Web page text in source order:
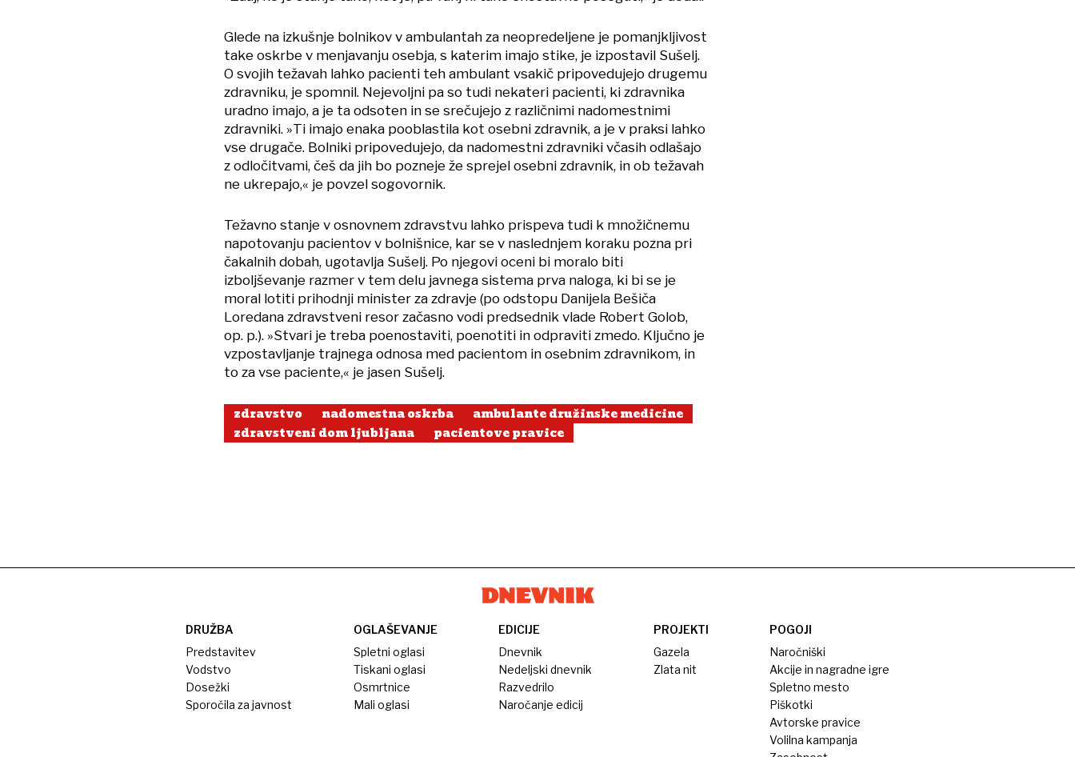
Glede na izkušnje bolnikov v ambulantah za neopredeljene je pomanjkljivost
take oskrbe v menjavanju osebja, s katerim imajo stike, je izpostavil Sušelj.
O svojih težavah lahko pacienti teh ambulant vsakič pripovedujejo drugemu
zdravniku, je spomnil. Nejevoljni pa so tudi nekateri pacienti, ki zdravnika
uradno imajo, a je ta odsoten in se srečujejo z različnimi nadomestnimi
zdravniki. »Ti imajo enaka pooblastila kot osebni zdravnik, a je v praksi lahko
vse drugače. Bolniki pripovedujejo, da nadomestni zdravniki včasih odlašajo
z odločitvami, češ da jih bo pozneje že sprejel osebni zdravnik, in ob težavah
ne ukrepajo,« je povzel sogovornik.
Težavno stanje v osnovnem zdravstvu lahko prispeva tudi k množičnemu
napotovanju pacientov v bolnišnice, kar se v naslednjem koraku pozna pri
čakalnih dobah, ugotavlja Sušelj. Po njegovi oceni bi moralo biti
izboljševanje razmer v tem delu javnega sistema prva naloga, ki bi se je
moral lotiti prihodnji minister za zdravje (po odstopu Danijela Bešiča
Loredana zdravstveni resor začasno vodi predsednik vlade Robert Golob,
op. p.). »Stvari je treba poenostaviti, poenotiti in odpraviti zmedo. Ključno je
vzpostavljanje trajnega odnosa med pacientom in osebnim zdravnikom, in
to za vse paciente,« je jasen Sušelj.
zdravstvo nadomestna oskrba
ambulante družinske medicine
zdravstveni dom ljubljana
pacientove pravice
DRUŽBA
Predstavitev
Vodstvo
Dosežki
Sporočila za javnost
OGLAŠEVANJE
Spletni oglasi
Tiskani oglasi
Osmrtnice
Mali oglasi
EDICIJE
Dnevnik
Nedeljski dnevnik
Razvedrilo
Naročanje edicij
PROJEKTI
Gazela
Zlata nit
POGOJI
Naročniški
Akcije in nagradne igre
Spletno mesto
Piškotki
Avtorske pravice
Volilna kampanja